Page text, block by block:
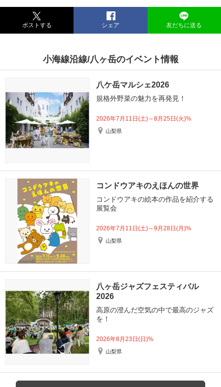
ポストする シェア 友だちに送る
小海線沿線/八ヶ岳のイベント情報
八ケ岳マルシェ2026
規格外野菜の魅力を再発見！
2026年7月11日(土)～8月25日(火)%
山梨県
コンドウアキのえほんの世界
コンドウアキの絵本の作品を紹介する
展覧会
2026年7月11日(土)～9月28日(月)%
山梨県
八ヶ岳ジャズフェスティバル
2026
高原の澄んだ空気の中で最高のジャズ
を！
2026年8月23日(日)%
山梨県